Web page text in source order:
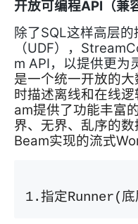
开放可编程API （兼
除了SQL这样高层的
（UDF），
m API，以提供更为
是一个统一开放的
时描述离线和在线
am提供了功能丰富
界、无界、乱序的数
Beam实现的流式
1.指定Runner(